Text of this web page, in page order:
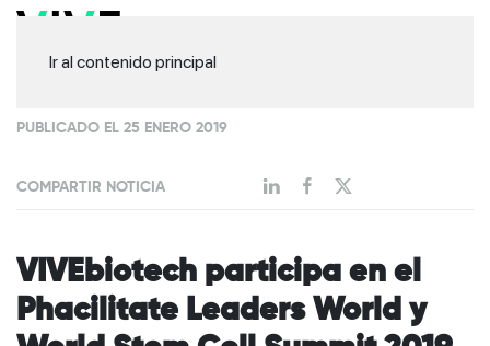
Ir al contenido principal
PUBLICADO EL 25 ENERO 2019
COMPARTIR NOTICIA
VIVEbiotech participa en el
Phacilitate Leaders World y